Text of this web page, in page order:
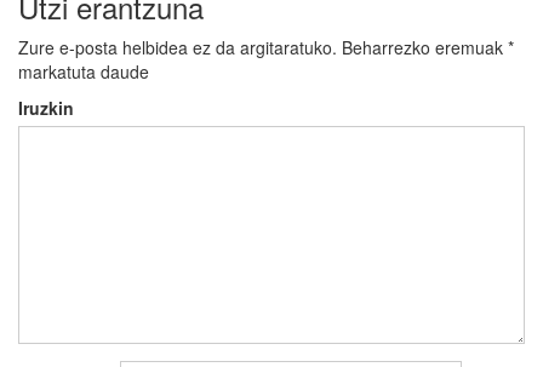
Zure e-posta helbidea ez da argitaratuko. Beharrezko eremuak *
markatuta daude
Iruzkin